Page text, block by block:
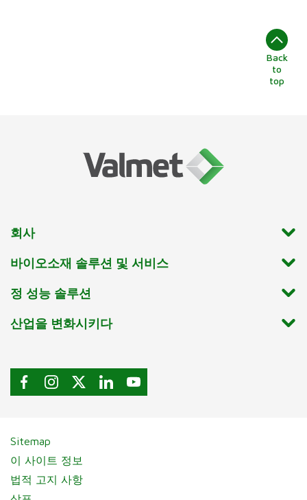
Back
to
top
회사
바이오소재 솔루션 및 서비스
정 성능 솔루션
산업을 변화시키다
Sitemap
이 사이트 정보
법적 고지 사항